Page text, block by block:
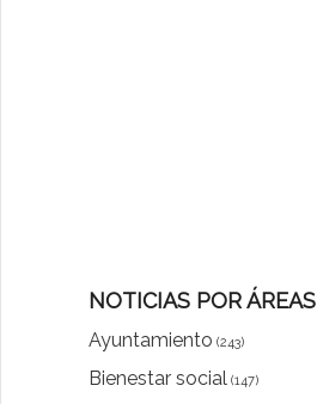
NOTICIAS POR ÁREAS
Ayuntamiento (243)
Bienestar social (147)